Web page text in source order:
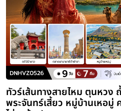
ทัวร์ซินเจียงเหนือ
วัน 6 คืน โดย สายก
ไลน์